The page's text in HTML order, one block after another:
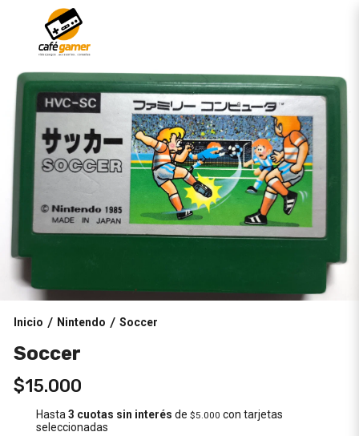
Inicio / Nintendo / Soccer
Soccer
$15.000
Hasta 3 cuotas sin interés de $5.000 con tarjetas
seleccionadas